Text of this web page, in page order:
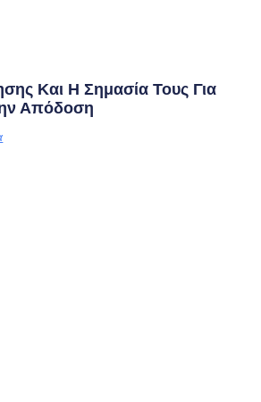
Και Η Σημασία Τους Για
Απόδοση